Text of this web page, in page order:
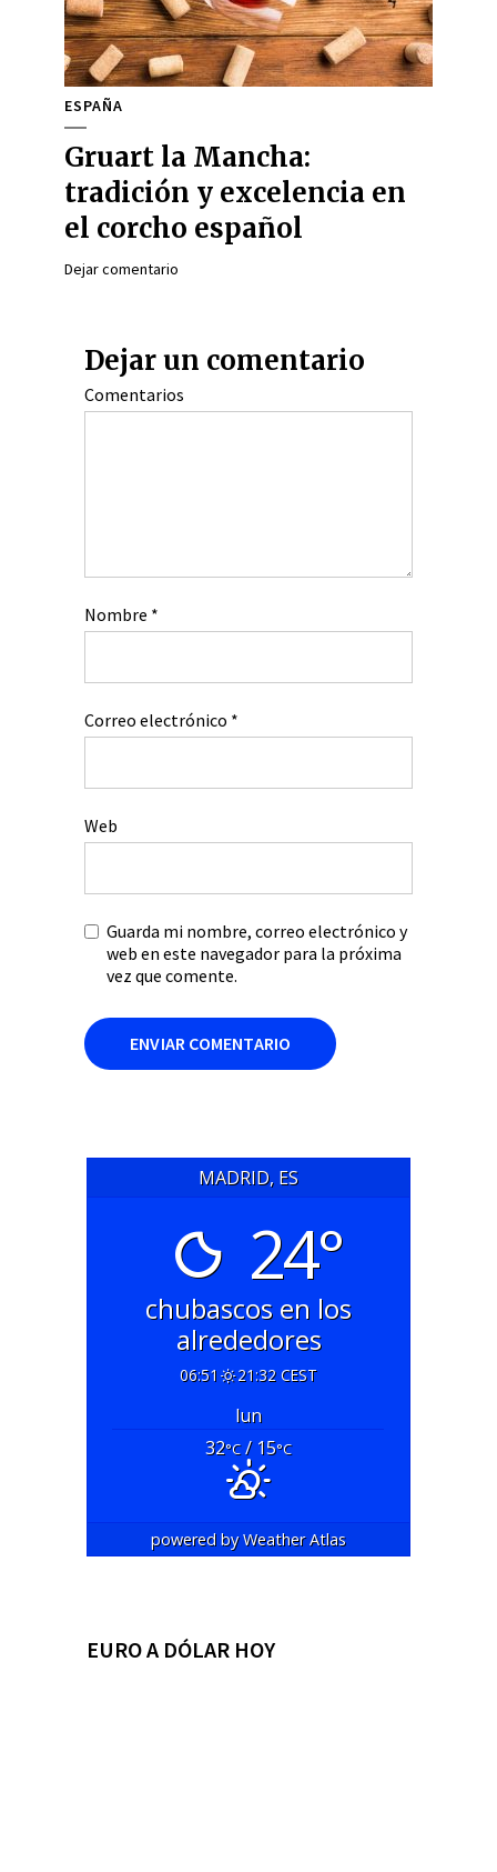
ESPAÑA
Gruart la Mancha:
tradición y excelencia en
el corcho español
Dejar comentario
Dejar un comentario
Comentarios
Nombre *
Correo electrónico *
Web
Guarda mi nombre, correo electrónico y
web en este navegador para la próxima
vez que comente.
MADRID, ES
24°
chubascos en los
alrededores
06:51 21:32 CEST
lun
32°C/ 15°C
powered byWeather Atlas
EURO A DÓLAR HOY